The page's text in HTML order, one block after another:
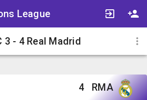
League
3 - 4 Real Madrid
4 RMA